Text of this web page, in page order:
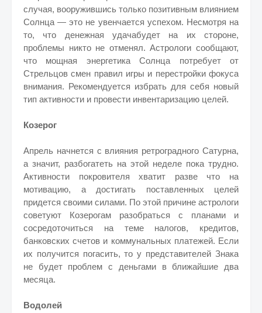
случая, вооружившись только позитивным влиянием
Солнца — это не увенчается успехом. Несмотря на
то, что денежная удачабудет на их стороне,
проблемы никто не отменял. Астрологи сообщают,
что мощная энергетика Солнца потребует от
Стрельцов смен правил игры и перестройки фокуса
внимания. Рекомендуется избрать для себя новый
тип активности и провести инвентаризацию целей.
Козерог
Апрель начнется с влияния ретроградного Сатурна,
а значит, разбогатеть на этой неделе пока трудно.
Активности покровителя хватит разве что на
мотивацию, а достигать поставленных целей
придется своими силами. По этой причине астрологи
советуют Козерогам разобраться с планами и
сосредоточиться на теме налогов, кредитов,
банковских счетов и коммунальных платежей. Если
их получится погасить, то у представителей Знака
не будет проблем с деньгами в ближайшие два
месяца.
Водолей